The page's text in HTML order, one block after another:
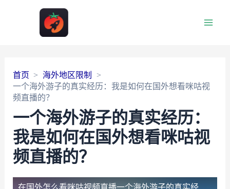
首页
海外地区限制
一个海外游子的真实经历：我是如何在国外想看咪咕视
频直播的？
一个海外游子的真实经历：
我是如何在国外想看咪咕视
频直播的？